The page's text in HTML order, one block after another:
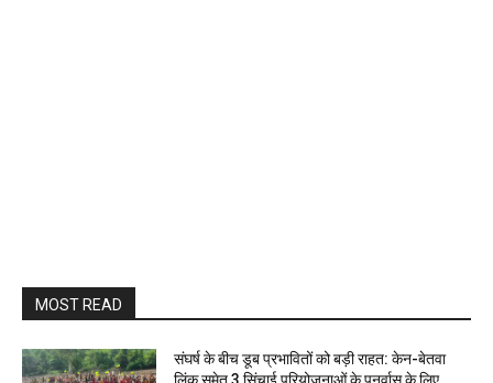
MOST READ
संघर्ष के बीच डूब प्रभावितों को बड़ी राहत: केन-बेतवा